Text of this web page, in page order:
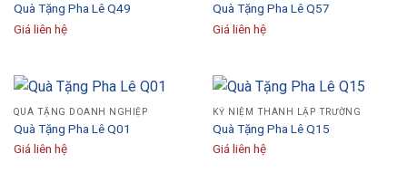
Quà Tặng Pha Lê Q49
Giá liên hệ
Quà Tặng Pha Lê Q57
Giá liên hệ
QUÀ TẶNG DOANH NGHIỆP
Quà Tặng Pha Lê Q01
Giá liên hệ
KỶ NIỆM THÀNH LẬP TRƯỜNG
Quà Tặng Pha Lê Q15
Giá liên hệ